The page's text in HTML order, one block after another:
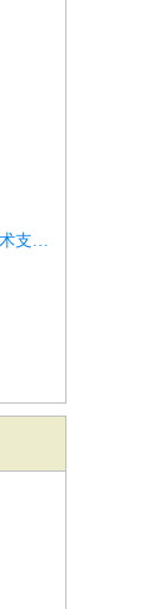
临床技术支持专员高级临床技术支持专员